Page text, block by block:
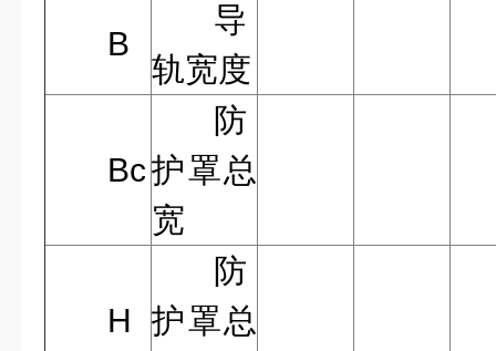
B
导
轨宽度
Bc
防
护罩总
宽
H
防
护罩总